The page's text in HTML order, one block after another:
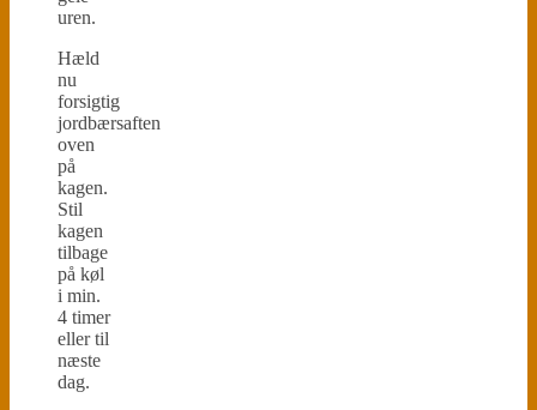
uren.
Hæld
nu
forsigtig
jordbærsaften
oven
på
kagen.
Stil
kagen
tilbage
på køl
i min.
4 timer
eller til
næste
dag.